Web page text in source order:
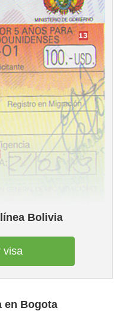
Bolivia
visa
en Bogota